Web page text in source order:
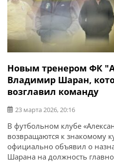
Новым тренером ФК
Владимир Шаран,
возглавил команду
23 марта 2026, 20:16
В футбольном клубе
возвращаются к знакомому
официально объявил о
Шарана на должность